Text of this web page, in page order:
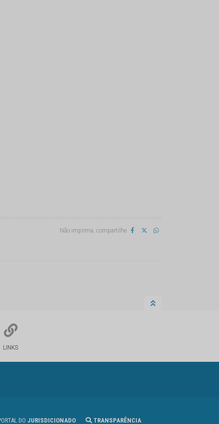
Não imprima, compartilhe
LINKS
DO JURISDICIONADO TRANSPARÊNCIA